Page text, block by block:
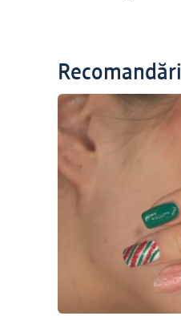
Recomandări